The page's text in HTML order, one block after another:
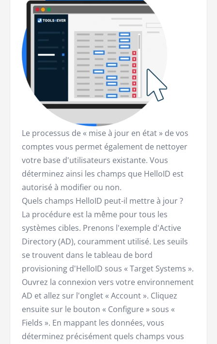
Le processus de « mise à jour en état » de vos
comptes vous permet également de nettoyer
votre base d'utilisateurs existante. Vous
déterminez ainsi les champs que HelloID est
autorisé à modifier ou non.
Quels champs HelloID peut-il mettre à jour ?
La procédure est la même pour tous les
systèmes cibles. Prenons l'exemple d'Active
Directory (AD), couramment utilisé. Les seuils
se trouvent dans le tableau de bord
provisioning d'HelloID sous « Target Systems ».
Ouvrez la connexion vers votre environnement
AD et allez sur l'onglet « Account ». Cliquez
ensuite sur le bouton « Configure » sous «
Fields ». En mappant les données, vous
déterminez précisément quels champs vous